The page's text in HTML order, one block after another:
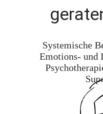
Systemische
Emotions- und